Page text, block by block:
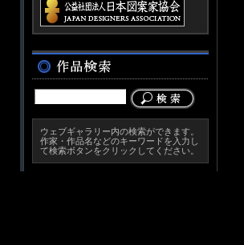
ウェブギャラリー内の検索ができます。
作家・作品名などのキーワードを入力し
て検索ボタンをクリックしてください。